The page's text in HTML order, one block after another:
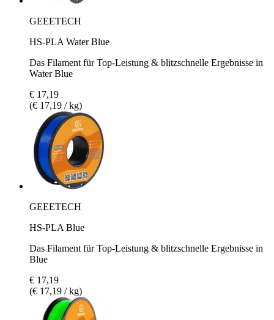
GEEETECH
HS-PLA Water Blue
Das Filament für Top-Leistung & blitzschnelle Ergebnisse in
Water Blue
€ 17,19
(€ 17,19 / kg)
GEEETECH
HS-PLA Blue
Das Filament für Top-Leistung & blitzschnelle Ergebnisse in
Blue
€ 17,19
(€ 17,19 / kg)